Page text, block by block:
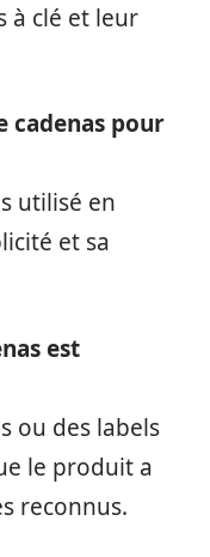
à clé et leur
cadenas pour
utilisé en
et sa
est
ou des labels
le produit a
reconnus.